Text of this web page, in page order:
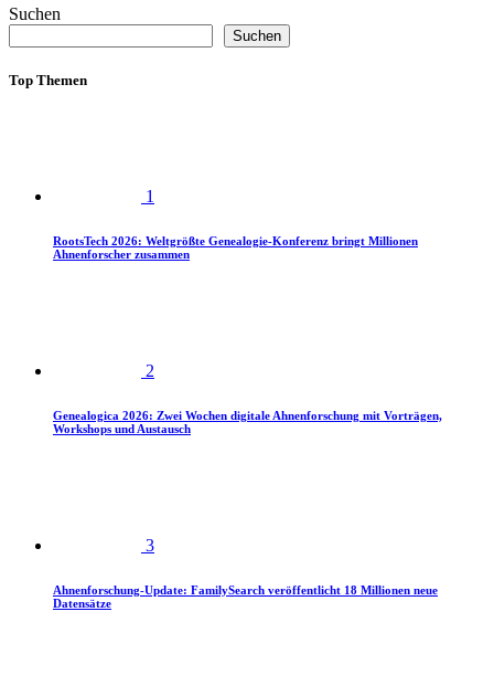
Suchen
Suchen
Top Themen
1
RootsTech 2026: Weltgrößte Genealogie-Konferenz bringt Millionen
Ahnenforscher zusammen
2
Genealogica 2026: Zwei Wochen digitale Ahnenforschung mit Vorträgen,
Workshops und Austausch
3
Ahnenforschung-Update: FamilySearch veröffentlicht 18 Millionen neue
Datensätze